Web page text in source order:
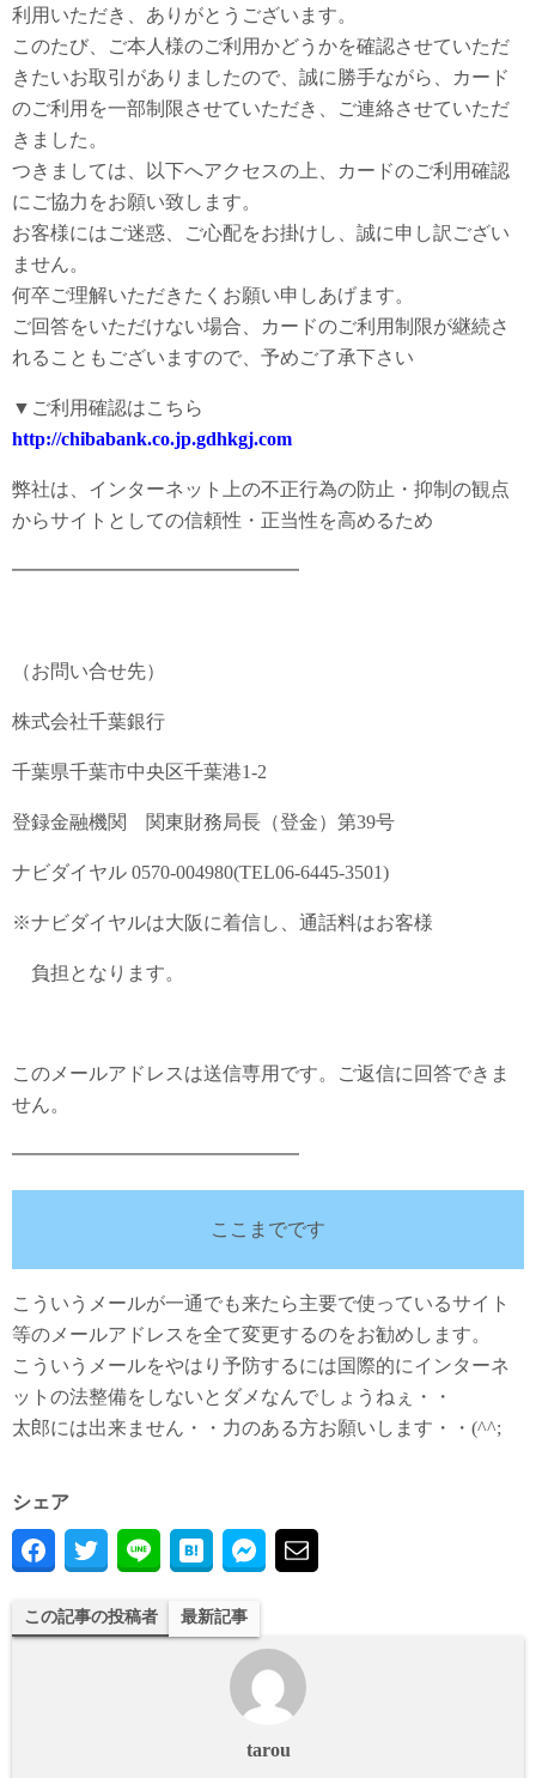
利用いただき、ありがとうございます。
このたび、ご本人様のご利用かどうかを確認させていただ
きたいお取引がありましたので、誠に勝手ながら、カード
のご利用を一部制限させていただき、ご連絡させていただ
きました。
つきましては、以下へアクセスの上、カードのご利用確認
にご協力をお願い致します。
お客様にはご迷惑、ご心配をお掛けし、誠に申し訳ござい
ません。
何卒ご理解いただきたくお願い申しあげます。
ご回答をいただけない場合、カードのご利用制限が継続さ
れることもございますので、予めご了承下さい
▼ご利用確認はこちら
http://chibabank.co.jp.gdhkgj.com
弊社は、インターネット上の不正行為の防止・抑制の観点
からサイトとしての信頼性・正当性を高めるため
━━━━━━━━━━━━━━━
（お問い合せ先）
株式会社千葉銀行
千葉県千葉市中央区千葉港1-2
登録金融機関 関東財務局長（登金）第39号
ナビダイヤル 0570-004980(TEL06-6445-3501)
※ナビダイヤルは大阪に着信し、通話料はお客様
負担となります。
このメールアドレスは送信専用です。ご返信に回答できま
せん。
━━━━━━━━━━━━━━━
ここまでです
こういうメールが一通でも来たら主要で使っているサイト
等のメールアドレスを全て変更するのをお勧めします。
こういうメールをやはり予防するには国際的にインターネ
ットの法整備をしないとダメなんでしょうねぇ・・
太郎には出来ません・・力のある方お願いします・・(^^;
シェア
この記事の投稿者 最新記事
tarou